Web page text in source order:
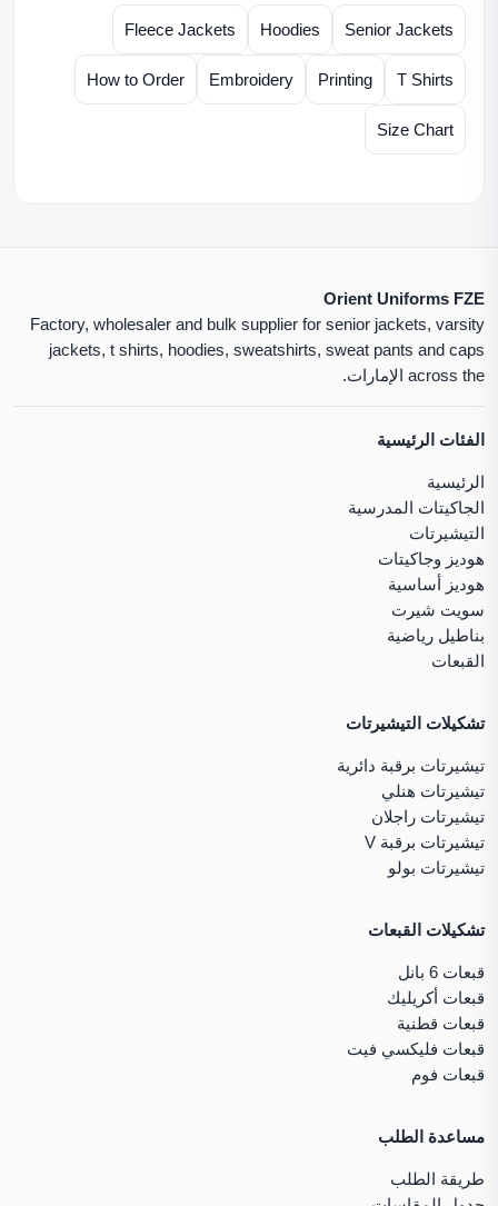
Senior Jackets
Hoodies
Fleece Jackets
T Shirts
Printing
Embroidery
How to Order
Size Chart
Orient Uniforms FZE
Factory, wholesaler and bulk supplier for senior jackets, varsity
jackets, t shirts, hoodies, sweatshirts, sweat pants and caps
across the الإمارات.
الفئات الرئيسية
الرئيسية
الجاكيتات المدرسية
التيشيرتات
هوديز وجاكيتات
هوديز أساسية
سويت شيرت
بناطيل رياضية
القبعات
تشكيلات التيشيرتات
تيشيرتات برقبة دائرية
تيشيرتات هنلي
تيشيرتات راجلان
تيشيرتات برقبة V
تيشيرتات بولو
تشكيلات القبعات
قبعات 6 بانل
قبعات أكريليك
قبعات قطنية
قبعات فليكسي فيت
قبعات فوم
مساعدة الطلب
طريقة الطلب